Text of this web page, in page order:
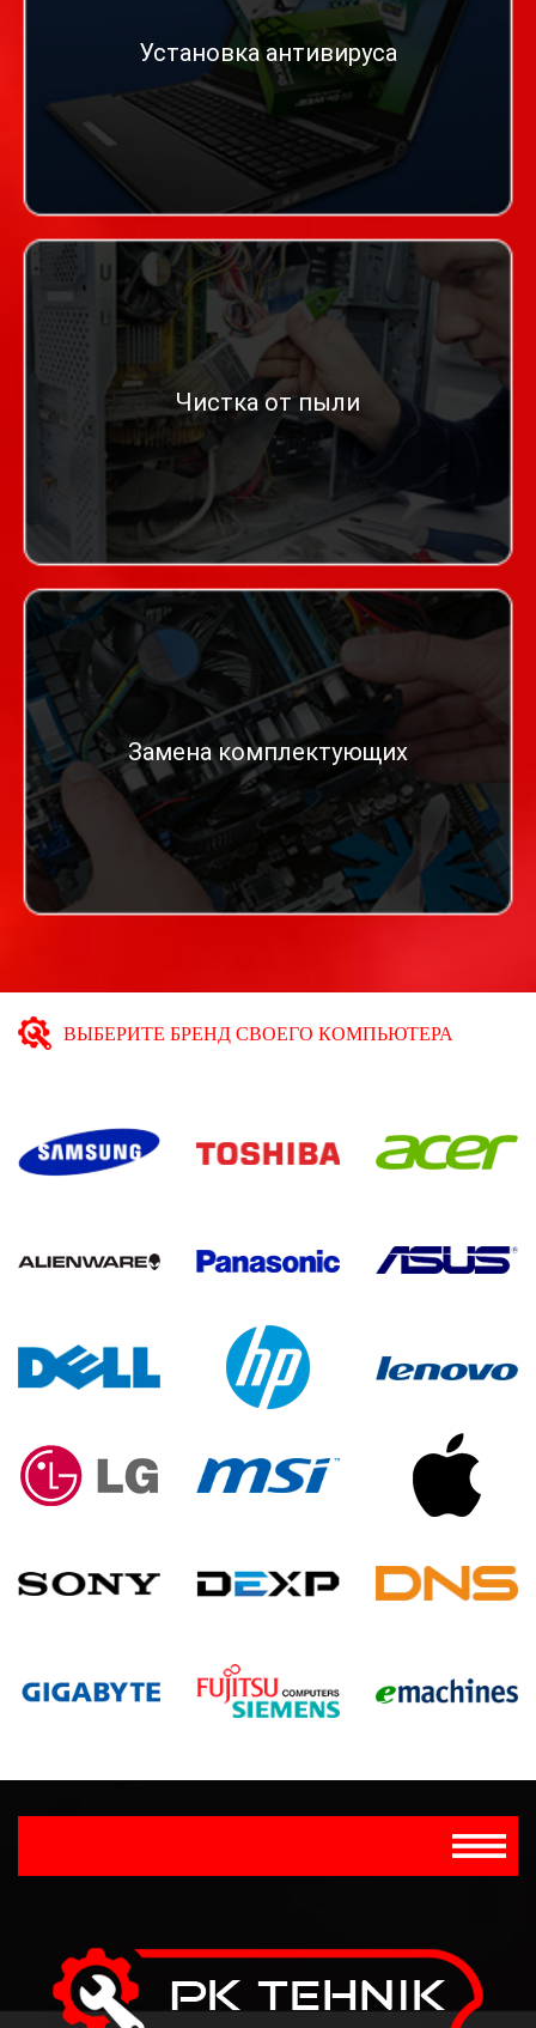
Установка антивируса
Чистка от пыли
Замена комплектующих
ВЫБЕРИТЕ БРЕНД СВОЕГО КОМПЬЮТЕРА